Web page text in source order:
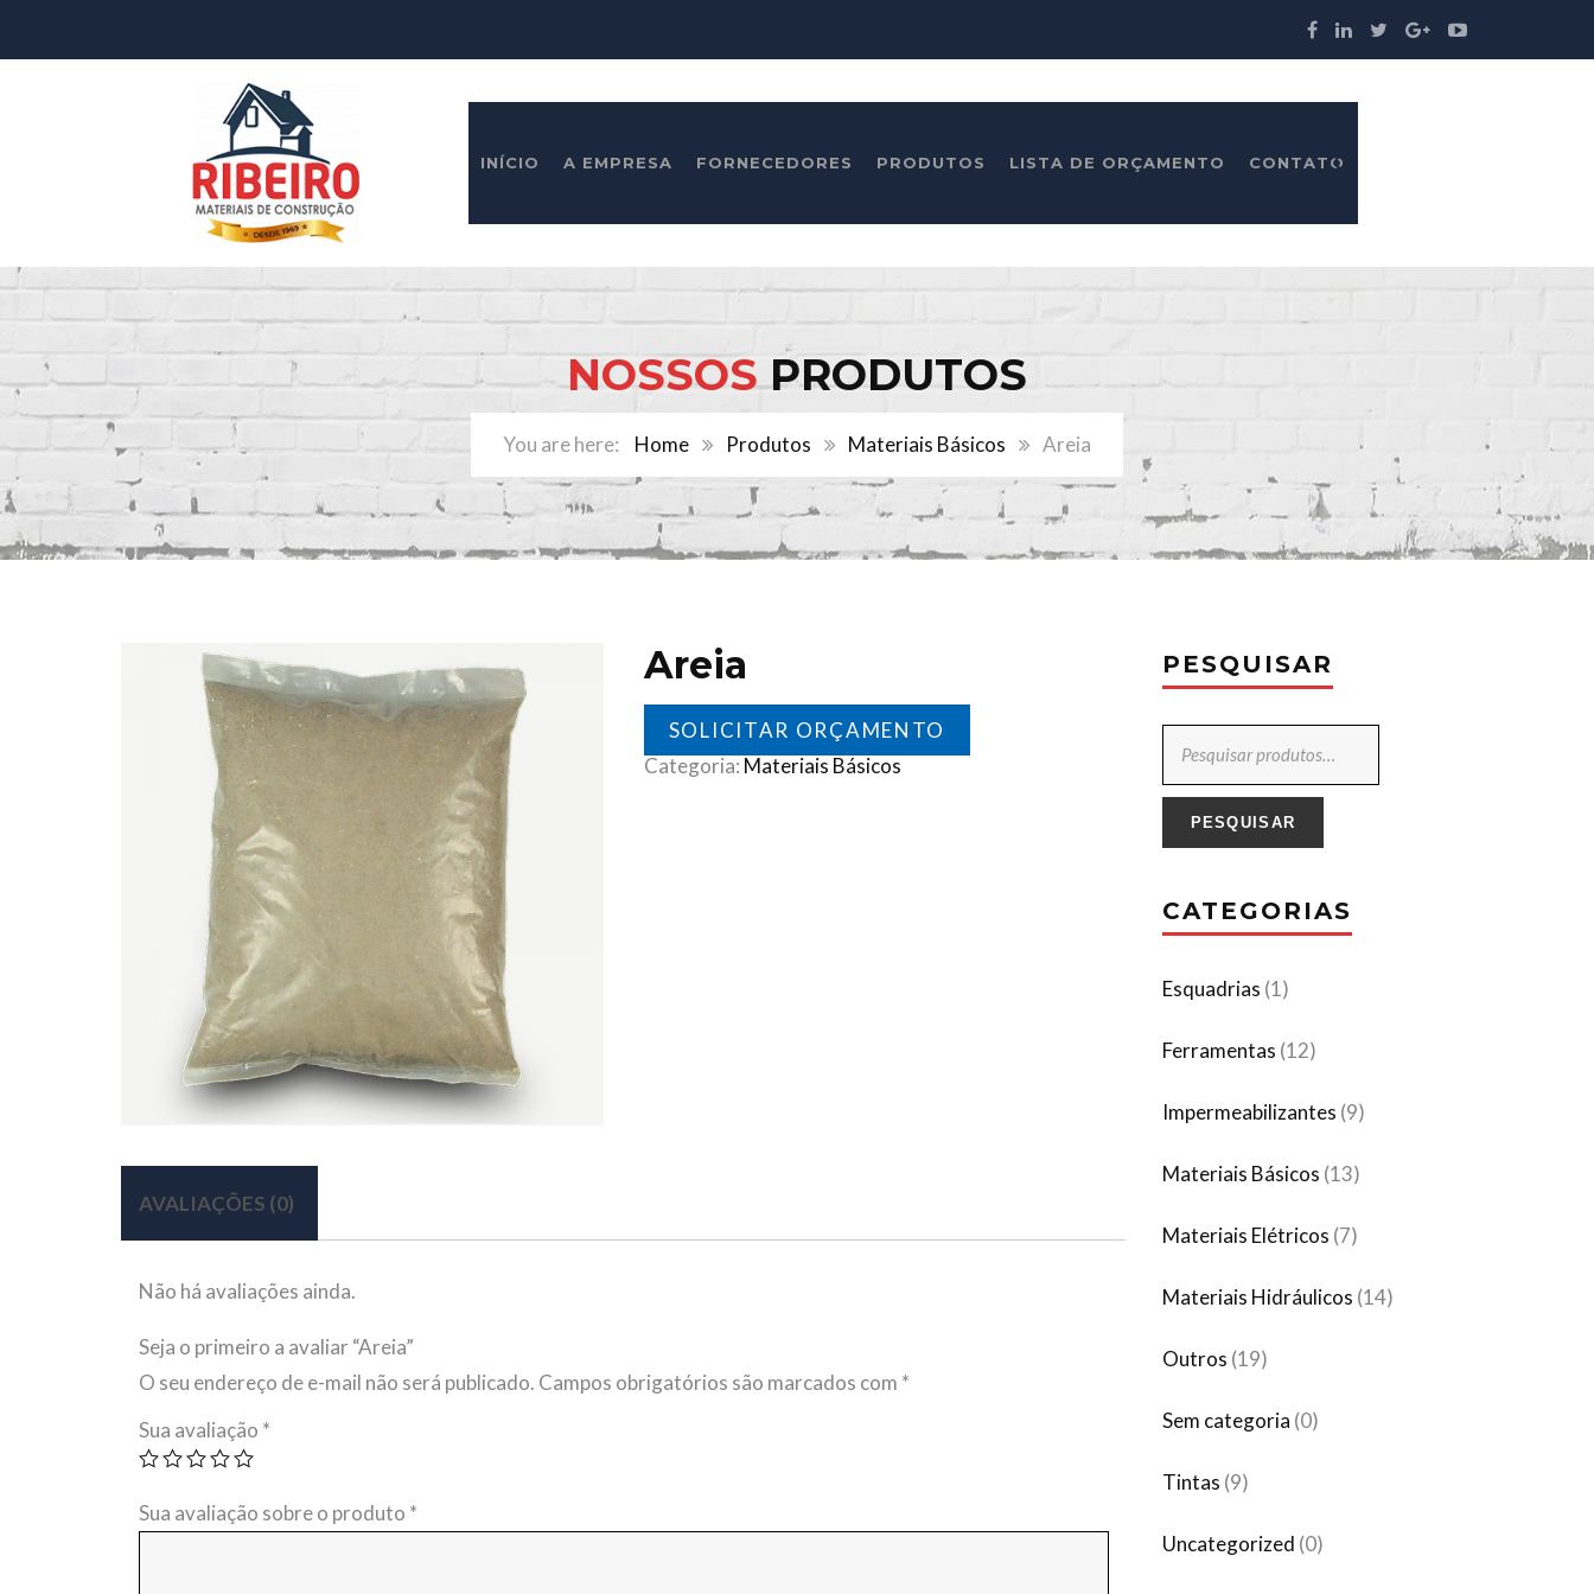
INÍCIO A EMPRESA FORNECEDORES PRODUTOS LISTA DE ORÇAMENTO CONTATO
NOSSOSPRODUTOS
Home Produtos Materiais Básicos Areia
Areia
SOLICITAR ORÇAMENTO
Categoria: Materiais Básicos
AVALIAÇÕES (0)
Não há avaliações ainda.
Seja o primeiro a avaliar “Areia”
O seu endereço de e-mail não será publicado. Campos obrigatórios são marcados com *
Sua avaliação *
Sua avaliação sobre o produto *
PESQUISAR
PESQUISAR
CATEGORIAS
Esquadrias (1)
Ferramentas (12)
Impermeabilizantes (9)
Materiais Básicos (13)
Materiais Elétricos (7)
Materiais Hidráulicos (14)
Outros (19)
Sem categoria (0)
Tintas (9)
Uncategorized (0)